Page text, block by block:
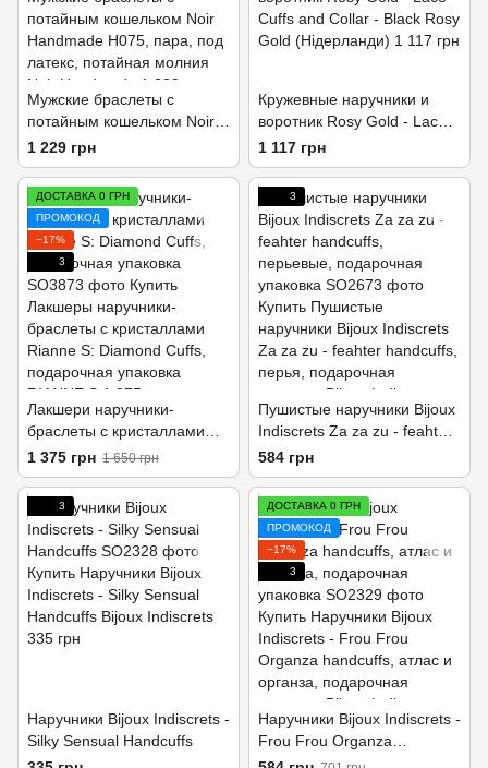
Мужские браслеты с
потайным кошельком Noir
Handmade H075, пара, под
латекс, потайная молния
1 229 грн
Кружевные наручники и
воротник Rosy Gold - Lace
Cuffs and Collar - Black
1 117 грн
ДОСТАВКА 0 ГРН
ПРОМОКОД
−17%
3
Лакшери наручники-
браслеты с кристаллами
Rianne S: Diamond Cuffs,
подарочная упаковка
1 375 грн 1 650 грн
3
Пушистые наручники Bijoux
Indiscrets Za za zu - feahter
handcuffs, перьевые,
подарочная упаковка
584 грн
3
Наручники Bijoux Indiscrets -
Silky Sensual Handcuffs
ДОСТАВКА 0 ГРН
ПРОМОКОД
−17%
3
Наручники Bijoux Indiscrets -
Frou Frou Organza
handcuffs, атлас и органза,